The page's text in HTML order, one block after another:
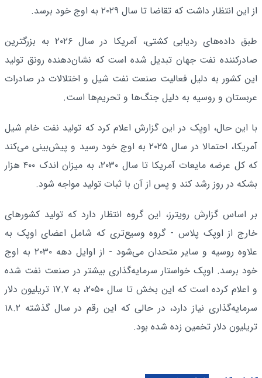
از این انتظار داشت که تقاضا تا سال ۲۰۲۹ به اوج خود برسد.
طبق داده‌های ردیابی کشتی، آمریکا در سال ۲۰۲۶ به بزرگترین
صادرکننده نفت جهان تبدیل شده است که نشان‌دهنده رونق تولید
این کشور به دلیل فعالیت صنعت نفت شیل و اختلالات در صادرات
عربستان و روسیه به دلیل جنگ‌ها و تحریم‌ها است.
با این حال، اوپک در این گزارش اعلام کرد که تولید نفت خام شیل
آمریکا، احتمالا در سال ۲۰۲۵ به اوج خود رسید و پیش‌بینی می‌کند
که کل عرضه مایعات آمریکا تا سال ۲۰۳۰، به میزان اندک ۴۰۰ هزار
بشکه در روز رشد کند و پس از آن با ثبات تولید مواجه شود.
بر اساس گزارش رویترز، این گروه انتظار دارد که تولید کشورهای
خارج از اوپک پلاس - گروه وسیع‌تری که شامل اعضای اوپک به
علاوه روسیه و سایر متحدان می‌شود - از اوایل دهه ۲۰۳۰ به اوج
خود برسد. اوپک خواستار سرمایه‌گذاری بیشتر در صنعت نفت شده
و اعلام کرده است که این بخش تا سال ۲۰۵۰، به ۱۷.۷ تریلیون دلار
سرمایه‌گذاری نیاز دارد، در حالی که این رقم در سال گذشته ۱۸.۲
تریلیون دلار تخمین زده شده بود.